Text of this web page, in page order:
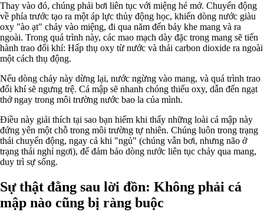
Thay vào đó, chúng phải bơi liên tục với miệng hé mở. Chuyển động
về phía trước tạo ra một áp lực thủy động học, khiến dòng nước giàu
oxy "ào ạt" chảy vào miệng, đi qua năm đến bảy khe mang và ra
ngoài. Trong quá trình này, các mao mạch dày đặc trong mang sẽ tiến
hành trao đổi khí: Hấp thụ oxy từ nước và thải carbon dioxide ra ngoài
một cách thụ động.
Nếu dòng chảy này dừng lại, nước ngừng vào mang, và quá trình trao
đổi khí sẽ ngưng trệ. Cá mập sẽ nhanh chóng thiếu oxy, dẫn đến ngạt
thở ngay trong môi trường nước bao la của mình.
Điều này giải thích tại sao bạn hiếm khi thấy những loài cá mập này
đứng yên một chỗ trong môi trường tự nhiên. Chúng luôn trong trạng
thái chuyển động, ngay cả khi "ngủ" (chúng vẫn bơi, nhưng não ở
trạng thái nghỉ ngơi), để đảm bảo dòng nước liên tục chảy qua mang,
duy trì sự sống.
Sự thật đằng sau lời đồn: Không phải cá
mập nào cũng bị ràng buộc